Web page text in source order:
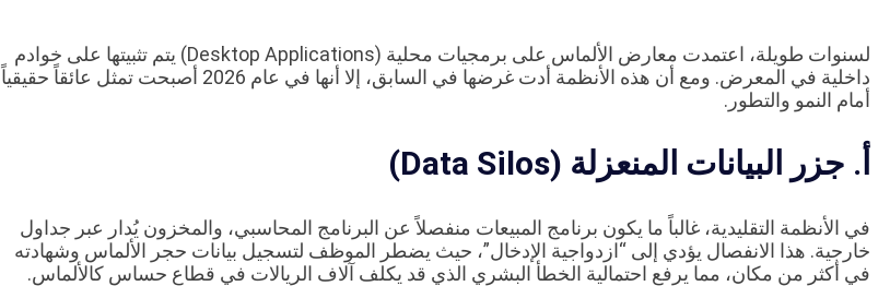
لسنوات طويلة، اعتمدت معارض الألماس على برمجيات محلية (Desktop Applications) يتم تثبيتها على خوادم
داخلية في المعرض. ومع أن هذه الأنظمة أدت غرضها في السابق، إلا أنها في عام 2026 أصبحت تمثل عائقاً حقيقياً
أمام النمو والتطور.
أ. جزر البيانات المنعزلة (Data Silos)
في الأنظمة التقليدية، غالباً ما يكون برنامج المبيعات منفصلاً عن البرنامج المحاسبي، والمخزون يُدار عبر جداول
خارجية. هذا الانفصال يؤدي إلى “ازدواجية الإدخال”، حيث يضطر الموظف لتسجيل بيانات حجر الألماس وشهادته
في أكثر من مكان، مما يرفع احتمالية الخطأ البشري الذي قد يكلف آلاف الريالات في قطاع حساس كالألماس.